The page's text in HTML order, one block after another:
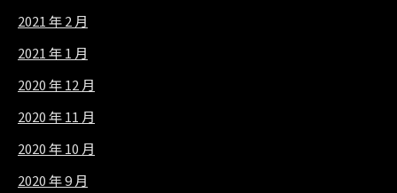
2021 年 2 月
2021 年 1 月
2020 年 12 月
2020 年 11 月
2020 年 10 月
2020 年 9 月